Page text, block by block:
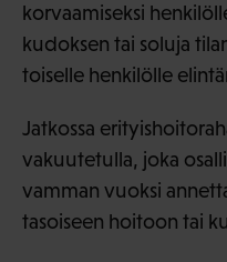
korvaamiseksi
kudoksen tai soluja
toiselle henkilölle
Jatkossa
vakuutetulla, joka
vamman vuoksi
tasoiseen hoitoon tai